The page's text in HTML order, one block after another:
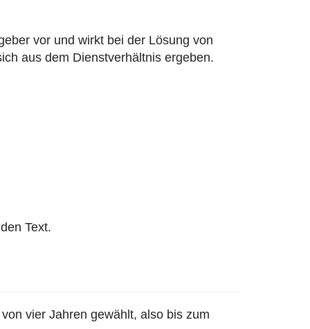
vor und wirkt bei der Lösung von
aus dem Dienstverhältnis ergeben.
Text.
vier Jahren gewählt, also bis zum